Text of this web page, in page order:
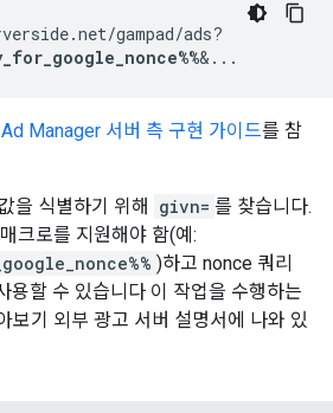
gampad/ads?
&...
Manager 서버 측 구현 가이드를 참
을 식별하기 위해 givn= 를 찾습니다.
크로를 지원해야 함(예:
)하고 nonce 쿼리
용할 수 있습니다 이 작업을 수행하는
보기 외부 광고 서버 설명서에 나와 있